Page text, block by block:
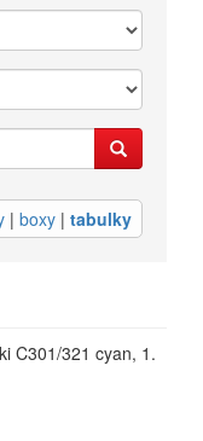
Ztráta hesla
| boxy | tabulky
C301/​321 cyan,​ 1.​